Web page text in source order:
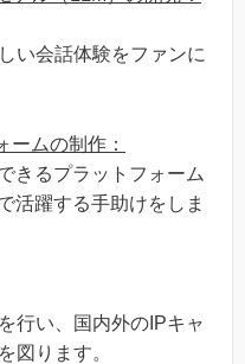
い会話体験をファンに
ームの制作：
きるプラットフォーム
活躍する手助けをしま
行い、国内外のIPキャ
図ります。